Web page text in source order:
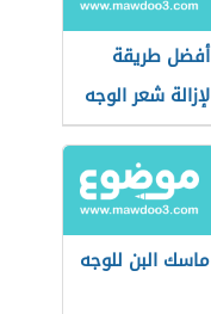
أفضل طريقة
لإزالة شعر الوجه
بدون حبوب
ماسك البن للوجه